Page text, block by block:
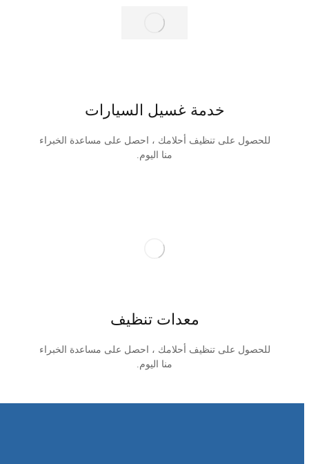
خدمة غسيل السيارات
للحصول على تنظيف أحلامك ، احصل على مساعدة الخبراء
منا اليوم.
معدات تنظيف
للحصول على تنظيف أحلامك ، احصل على مساعدة الخبراء
منا اليوم.